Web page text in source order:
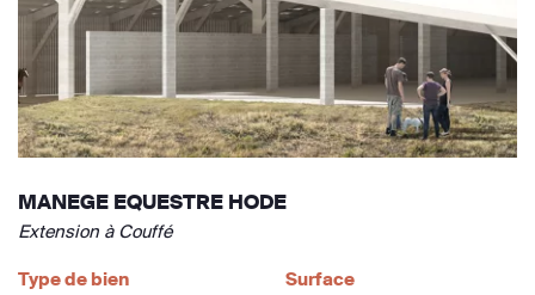
MANEGE EQUESTRE HODE
Extension à Couffé
Type de bien
Surface